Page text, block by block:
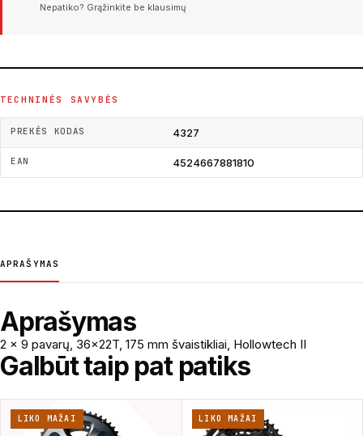
Nepatiko? Grąžinkite be klausimų
TECHNINĖS SAVYBĖS
PREKĖS KODAS 4327
EAN 4524667881810
APRAŠYMAS
Aprašymas
2 x 9 pavarų, 36x22T, 175 mm švaistikliai, Hollowtech II
Galbūt taip pat patiks
LIKO MAŽAI LIKO MAŽAI